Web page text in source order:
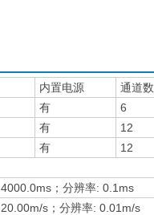
内置电源 通道数
有 6
有 12
有 12
4000.0ms；分辨率: 0.1ms
20.00m/s；分辨率: 0.01m/s